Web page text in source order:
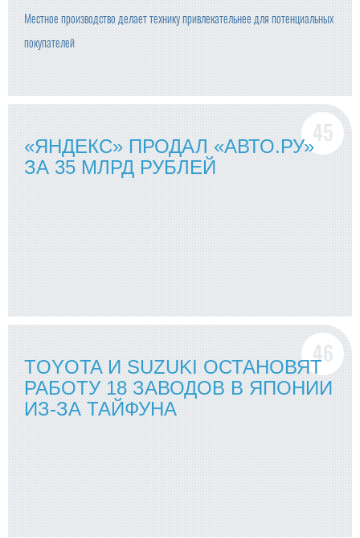
Местное производство делает технику привлекательнее для потенциальных
покупателей
«ЯНДЕКС» ПРОДАЛ «АВТО.РУ»
ЗА 35 МЛРД РУБЛЕЙ
TOYOTA И SUZUKI ОСТАНОВЯТ
РАБОТУ 18 ЗАВОДОВ В ЯПОНИИ
ИЗ-ЗА ТАЙФУНА